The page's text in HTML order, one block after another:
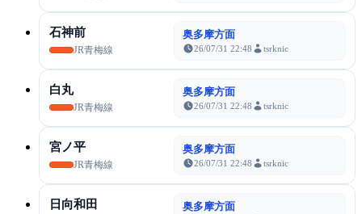
石神前
JR青梅線
奥多摩方面
26/07/31 22:48 tsrknic
白丸
JR青梅線
奥多摩方面
26/07/31 22:48 tsrknic
宮ノ平
JR青梅線
奥多摩方面
26/07/31 22:48 tsrknic
日向和田 奥多摩方面